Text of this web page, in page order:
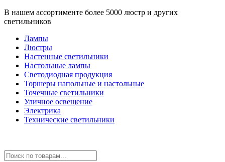
В нашем ассортименте более 5000 люстр и других
светильников
Лампы
Люстры
Настенные светильники
Настольные лампы
Светодиодная продукция
Торшеры напольные и настольные
Точечные светильники
Уличное освещение
Электрика
Технические светильники